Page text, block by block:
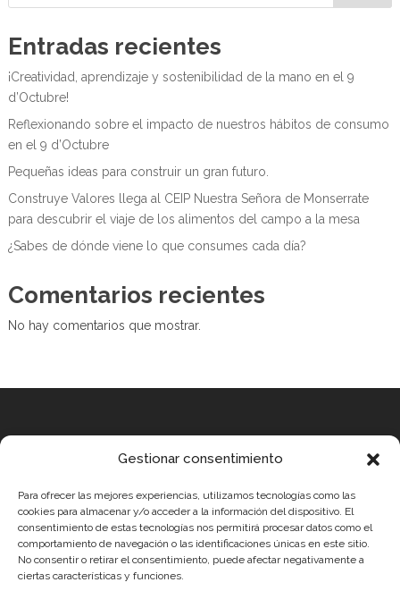
Gestionar consentimiento
Para ofrecer las mejores experiencias, utilizamos tecnologías como las
cookies para almacenar y/o acceder a la información del dispositivo. El
consentimiento de estas tecnologías nos permitirá procesar datos como el
comportamiento de navegación o las identificaciones únicas en este sitio.
No consentir o retirar el consentimiento, puede afectar negativamente a
ciertas características y funciones.
Entradas recientes
¡Creatividad, aprendizaje y sostenibilidad de la mano en el 9
d’Octubre!
Reflexionando sobre el impacto de nuestros hábitos de consumo
en el 9 d’Octubre
Pequeñas ideas para construir un gran futuro.
Construye Valores llega al CEIP Nuestra Señora de Monserrate
para descubrir el viaje de los alimentos del campo a la mesa
¿Sabes de dónde viene lo que consumes cada día?
Comentarios recientes
No hay comentarios que mostrar.
Equipo
ROBOTIX CASTELLÓN
INGENIOOS VALENCIA
CERCA ALICANTE
Condiciones legales